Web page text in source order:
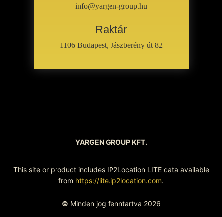
YARGEN GROUP KFT.
This site or product includes IP2Location LITE data available
from https://lite.ip2location.com.
© Minden jog fenntartva 2026
info@yargen-group.hu
Raktár
1106 Budapest, Jászberény út 82